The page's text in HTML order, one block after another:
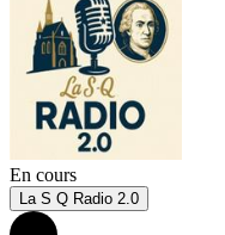
En cours
La S Q Radio 2.0